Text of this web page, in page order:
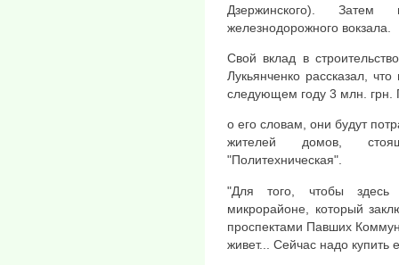
Дзержинского).
железнодорожного вокзала.
Свой вклад в
Лукьянченко рассказал,
следующем году 3 млн. грн.
о его словам, они будут
жителей домов,
"Политехническая".
"Для того, чтобы здесь
микрорайоне, который
проспектами Павших
живет... Сейчас надо купить